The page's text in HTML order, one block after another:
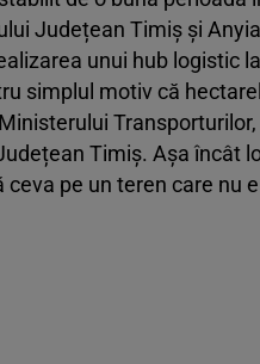
Județean Timiș și
unui hub logistic la
simplul motiv că
Transporturilor,
Timiș. Așa încât
pe un teren care nu e